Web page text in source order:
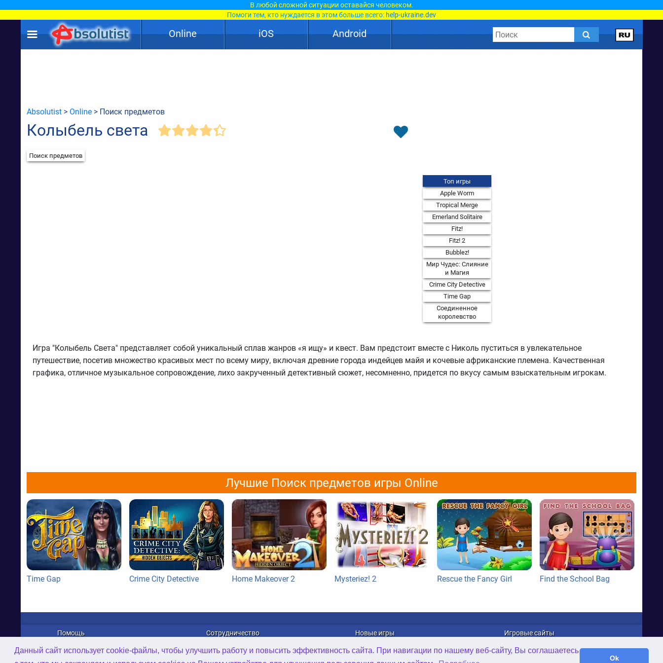
Данный сайт использует cookie-файлы, чтобы улучшить работу и повысить эффективность сайта. При навигации по нашему веб-сайту, Вы соглашаетесь
Ok
В любой сложной ситуации оставайся человеком.
Помоги тем, кто нуждается в этом больше всего: help-ukraine.dev
Online iOS Android
Absolutist > Online > Поиск предметов
Колыбель света
Поиск предметов
Топ игры
Apple Worm
Tropical Merge
Emerland Solitaire
Fitz!
Fitz! 2
Bubblez!
Мир Чудес: Слияние
и Магия
Crime City Detective
Time Gap
Соединенное
королевство
Игра "Колыбель Света" представляет собой уникальный сплав жанров «я ищу» и квест. Вам предстоит вместе с Николь пуститься в увлекательное
путешествие, посетив множество красивых мест по всему миру, включая древние города индейцев майя и кочевые африканские племена. Качественная
графика, отличное музыкальное сопровождение, лихо закрученный детективный сюжет, несомненно, придется по вкусу самым взыскательным игрокам.
Лучшие Поиск предметов игры Online
Time Gap Crime City Detective Home Makeover 2 Mysteriez! 2 Rescue the Fancy Girl Find the School Bag
Помощь
О нас
Сотрудничество
Реклама
Новые игры
Онлайн Игры
Игровые сайты
WellGames.com